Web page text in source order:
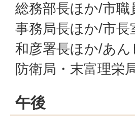
総務部長ほか/市職
事務局長ほか/市
和彦署長ほか/あ
防衛局・末富理栄
午後